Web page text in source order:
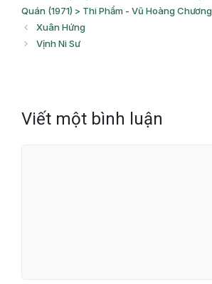
Quán (1971) > Thi Phẩm - Vũ Hoàng Chương
Xuân Hứng
Vịnh Ni Sư
Viết một bình luận